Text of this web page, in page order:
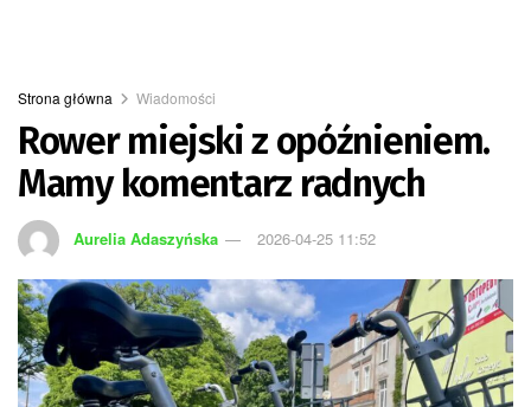
Strona główna Wiadomości
Rower miejski z opóźnieniem.
Mamy komentarz radnych
Aurelia Adaszyńska 2026-04-25 11:52